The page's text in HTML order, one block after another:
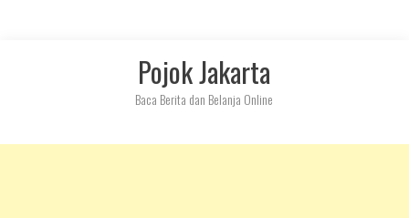
Pojok Jakarta
Baca Berita dan Belanja Online